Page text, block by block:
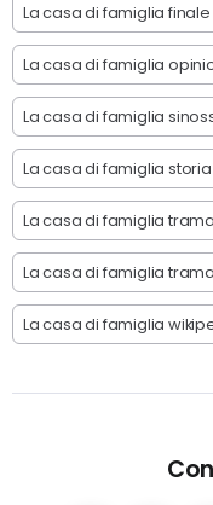
La casa di famiglia finale
La casa di famiglia
La casa di famiglia
La casa di famiglia storia
La casa di famiglia
La casa di famiglia
La casa di famiglia